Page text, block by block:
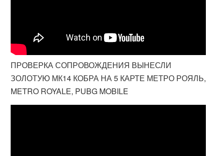
ПРОВЕРКА СОПРОВОЖДЕНИЯ ВЫНЕСЛИ
ЗОЛОТУЮ МК14 КОБРА НА 5 КАРТЕ МЕТРО РОЯЛЬ,
METRO ROYALE, PUBG MOBILE